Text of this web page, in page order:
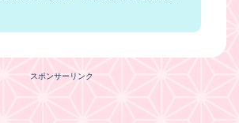
スポンサーリンク